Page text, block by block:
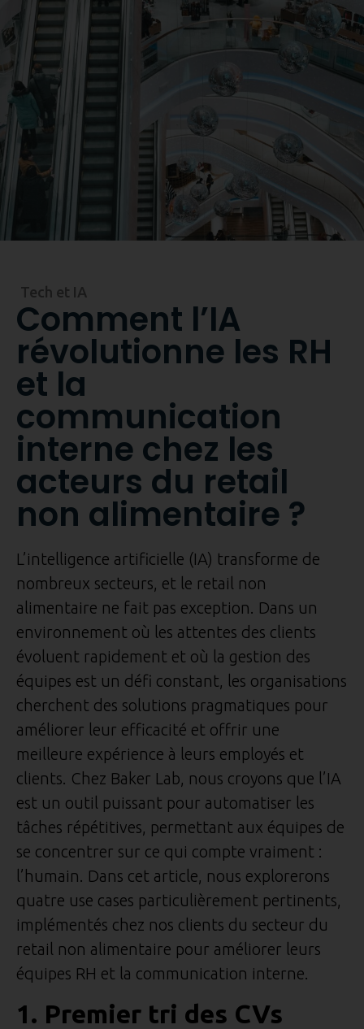
Reservez une démo
Tech et IA
Comment l’IA
révolutionne les RH
et la
communication
interne chez les
acteurs du retail
non alimentaire ?
L’intelligence artificielle (IA) transforme de
nombreux secteurs, et le retail non
alimentaire ne fait pas exception. Dans un
environnement où les attentes des clients
évoluent rapidement et où la gestion des
équipes est un défi constant, les organisations
cherchent des solutions pragmatiques pour
améliorer leur efficacité et offrir une
meilleure expérience à leurs employés et
clients. Chez Baker Lab, nous croyons que l’IA
est un outil puissant pour automatiser les
tâches répétitives, permettant aux équipes de
se concentrer sur ce qui compte vraiment :
l’humain. Dans cet article, nous explorerons
quatre use cases particulièrement pertinents,
implémentés chez nos clients du secteur du
retail non alimentaire pour améliorer leurs
équipes RH et la communication interne.
1. Premier tri des CVs